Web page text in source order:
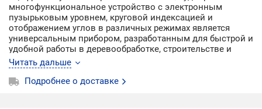
многофункциональное устройство с электронным
пузырьковым уровнем, круговой индексацией и
отображением углов в различных режимах является
универсальным прибором, разработанным для быстрой и
удобной работы в деревообработке, строительстве и
других секторах
• уклономер DA-03 Woodwork/Вудворк оснащён круговой
шкалой, что поможет делать ваши измерения быстро,
Читать дальше
Подробнее о доставке